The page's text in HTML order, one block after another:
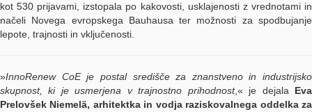
kot 530 prijavami, izstopala po kakovosti, usklajenosti z vrednotami in
načeli Novega evropskega Bauhausa ter možnosti za spodbujanje
lepote, trajnosti in vključenosti.
»InnoRenew CoE je postal središče za znanstveno in industrijsko
skupnost, ki je usmerjena v trajnostno prihodnost,« je dejala Eva
Prelovšek Niemelä, arhitektka in vodja raziskovalnega oddelka za